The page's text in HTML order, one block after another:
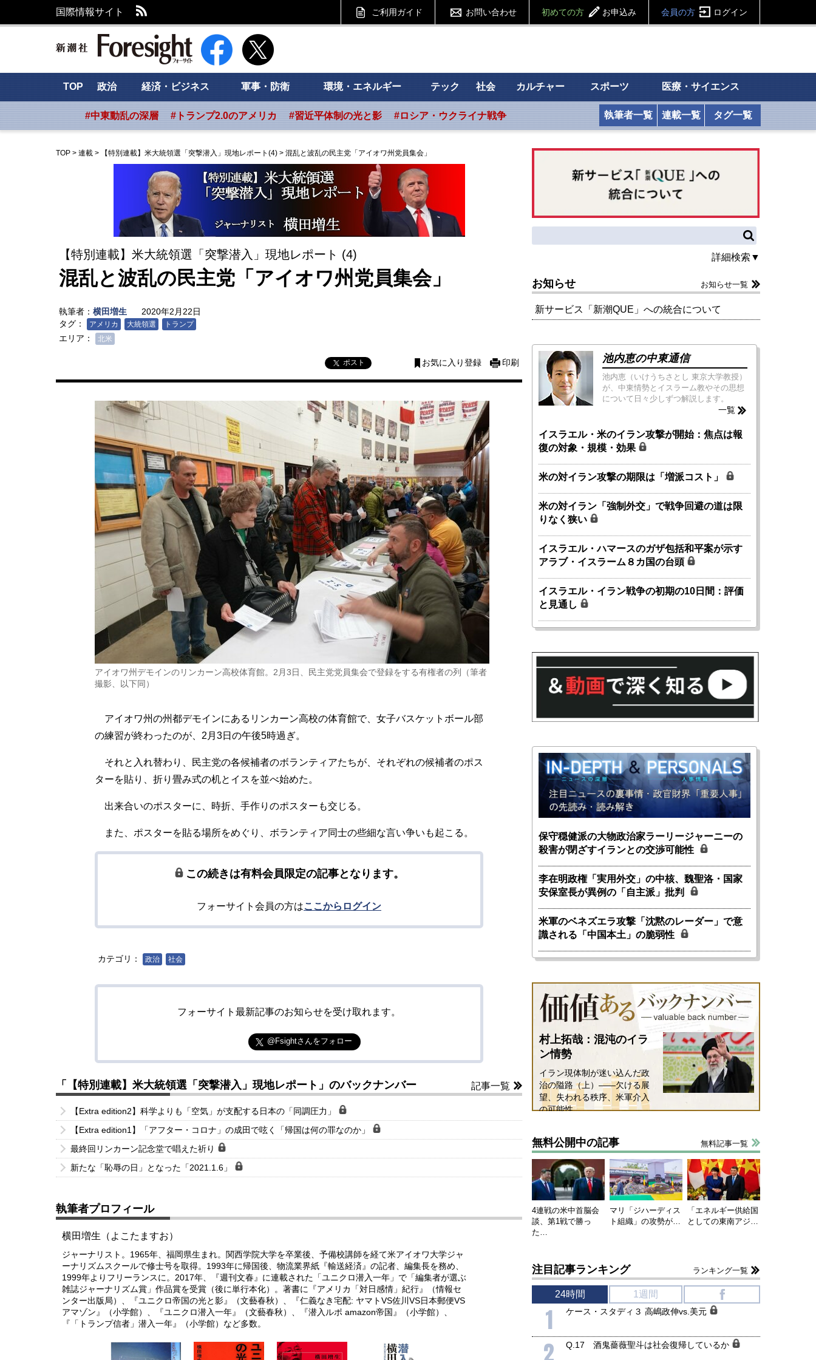
国際情報サイト ご利用ガイド お問い合わせ 初めての方 お申込み 会員の方 ログイン
新潮社 Foresight フォーサイト
TOP 政治 経済・ビジネス 軍事・防衛 環境・エネルギー テック 社会 カルチャー スポーツ 医療・サイエンス
#中東動乱の深層 #トランプ2.0のアメリカ #習近平体制の光と影 #ロシア・ウクライナ戦争 執筆者一覧 連載一覧 タグ一覧
TOP > 連載 > 【特別連載】米大統領選「突撃潜入」現地レポート(4) > 混乱と波乱の民主党「アイオワ州党員集会」
【特別連載】米大統領選「突撃潜入」現地レポート (4)
混乱と波乱の民主党「アイオワ州党員集会」
執筆者： 横田増生
2020年2月22日
タグ：
アメリカ 大統領選 トランプ
エリア： 北米
ポスト お気に入り登録 印刷
アイオワ州デモインのリンカーン高校体育館。2月3日、民主党党員集会で登録をする有権者の列（筆者
撮影、以下同）
アイオワ州の州都デモインにあるリンカーン高校の体育館で、女子バスケットボール部
の練習が終わったのが、2月3日の午後5時過ぎ。
それと入れ替わり、民主党の各候補者のボランティアたちが、それぞれの候補者のポス
ターを貼り、折り畳み式の机とイスを並べ始めた。
出来合いのポスターに、時折、手作りのポスターも交じる。
また、ポスターを貼る場所をめぐり、ボランティア同士の些細な言い争いも起こる。
この続きは有料会員限定の記事となります。
フォーサイト会員の方はここからログイン
カテゴリ： 政治 社会
フォーサイト最新記事のお知らせを受け取れます。
@Fsightさんをフォロー
「【特別連載】米大統領選「突撃潜入」現地レポート」のバックナンバー 記事一覧
【Extra edition2】科学よりも「空気」が支配する日本の「同調圧力」
【Extra edition1】「アフター・コロナ」の成田で呟く「帰国は何の罪なのか」
最終回リンカーン記念堂で唱えた祈り
新たな「恥辱の日」となった「2021.1.6」
執筆者プロフィール
横田増生（よこたますお）
ジャーナリスト。1965年、福岡県生まれ。関西学院大学を卒業後、予備校講師を経て米アイオワ大学ジャ
ーナリズムスクールで修士号を取得。1993年に帰国後、物流業界紙『輸送経済』の記者、編集長を務め、
1999年よりフリーランスに。2017年、『週刊文春』に連載された「ユニクロ潜入一年」で「編集者が選ぶ
雑誌ジャーナリズム賞」作品賞を受賞（後に単行本化）。著書に『アメリカ「対日感情」紀行』（情報セ
ンター出版局）、『ユニクロ帝国の光と影』（文藝春秋）、『仁義なき宅配: ヤマトVS佐川VS日本郵便VS
アマゾン』（小学館）、『ユニクロ潜入一年』（文藝春秋）、『潜入ルポ amazon帝国』（小学館）、
『「トランプ信者」潜入一年』（小学館）など多数。
詳細検索▼
お知らせ お知らせ一覧
新サービス「新潮QUE」への統合について
池内恵の中東通信
池内恵（いけうちさとし 東京大学教授）
が、中東情勢とイスラーム教やその思想
について日々少しずつ解説します。
一覧
イスラエル・米のイラン攻撃が開始：焦点は報
復の対象・規模・効果
米の対イラン攻撃の期限は「増派コスト」
米の対イラン「強制外交」で戦争回避の道は限
りなく狭い
イスラエル・ハマースのガザ包括和平案が示す
アラブ・イスラーム８カ国の台頭
イスラエル・イラン戦争の初期の10日間：評価
と見通し
保守穏健派の大物政治家ラーリージャーニーの
殺害が閉ざすイランとの交渉可能性
李在明政権「実用外交」の中核、魏聖洛・国家
安保室長が異例の「自主派」批判
米軍のベネズエラ攻撃「沈黙のレーダー」で意
識される「中国本土」の脆弱性
村上拓哉：混沌のイラ
ン情勢
イラン現体制が迷い込んだ政
治の隘路（上）――欠ける展
望、失われる秩序、米軍介入
の可能性
無料公開中の記事 無料記事一覧
4連戦の米中首脳会
談、第1戦で勝っ
た…
マリ「ジハーディス
ト組織」の攻勢が…
「エネルギー供給国
としての東南アジ…
注目記事ランキング ランキング一覧
24時間 1週間
1 ケース・スタディ３ 高嶋政伸vs.美元
Q.17 酒鬼薔薇聖斗は社会復帰しているか